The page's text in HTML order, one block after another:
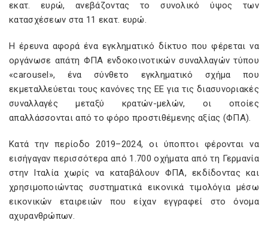
εκατ. ευρώ, ανεβάζοντας το συνολικό ύψος των
κατασχέσεων στα 11 εκατ. ευρώ.
Η έρευνα αφορά ένα εγκληματικό δίκτυο που φέρεται να
οργάνωσε απάτη ΦΠΑ ενδοκοινοτικών συναλλαγών τύπου
«carousel», ένα σύνθετο εγκληματικό σχήμα που
εκμεταλλεύεται τους κανόνες της ΕΕ για τις διασυνοριακές
συναλλαγές μεταξύ κρατών-μελών, οι οποίες
απαλλάσσονται από το φόρο προστιθέμενης αξίας (ΦΠΑ).
Κατά την περίοδο 2019–2024, οι ύποπτοι φέρονται να
εισήγαγαν περισσότερα από 1.700 οχήματα από τη Γερμανία
στην Ιταλία χωρίς να καταβάλουν ΦΠΑ, εκδίδοντας και
χρησιμοποιώντας συστηματικά εικονικά τιμολόγια μέσω
εικονικών εταιρειών που είχαν εγγραφεί στο όνομα
αχυρανθρώπων.